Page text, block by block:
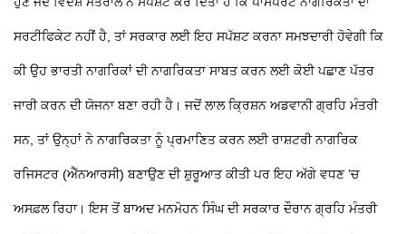
ਸਰਟੀਫਿਕੇਟ ਨਹੀਂ ਹੈ, ਤਾਂ ਸਰਕਾਰ ਲਈ ਇਹ ਸਪੱਸ਼ਟ ਕਰਨਾ ਸਮਝਦਾਰੀ ਹੋਵੇਗੀ ਕਿ
ਕੀ ਉਹ ਭਾਰਤੀ ਨਾਗਰਿਕਾਂ ਦੀ ਨਾਗਰਿਕਤਾ ਸਾਬਤ ਕਰਨ ਲਈ ਕੋਈ ਪਛਾਣ ਪੱਤਰ
ਜਾਰੀ ਕਰਨ ਦੀ ਯੋਜਨਾ ਬਣਾ ਰਹੀ ਹੈ। ਜਦੋਂ ਲਾਲ ਕ੍ਰਿਸ਼ਨ ਅਡਵਾਨੀ ਗ੍ਰਹਿ ਮੰਤਰੀ
ਸਨ, ਤਾਂ ਉਨ੍ਹਾਂ ਨੇ ਨਾਗਰਿਕਤਾ ਨੂੰ ਪ੍ਰਮਾਣਿਤ ਕਰਨ ਲਈ ਰਾਸ਼ਟਰੀ ਨਾਗਰਿਕ
ਰਜਿਸਟਰ (ਐੱਨਆਰਸੀ) ਬਣਾਉਣ ਦੀ ਸ਼ੁਰੂਆਤ ਕੀਤੀ ਪਰ ਇਹ ਅੱਗੇ ਵਧਣ ’ਚ
ਅਸਫ਼ਲ ਰਿਹਾ। ਇਸ ਤੋਂ ਬਾਅਦ ਮਨਮੋਹਨ ਸਿੰਘ ਦੀ ਸਰਕਾਰ ਦੌਰਾਨ ਗ੍ਰਹਿ ਮੰਤਰੀ